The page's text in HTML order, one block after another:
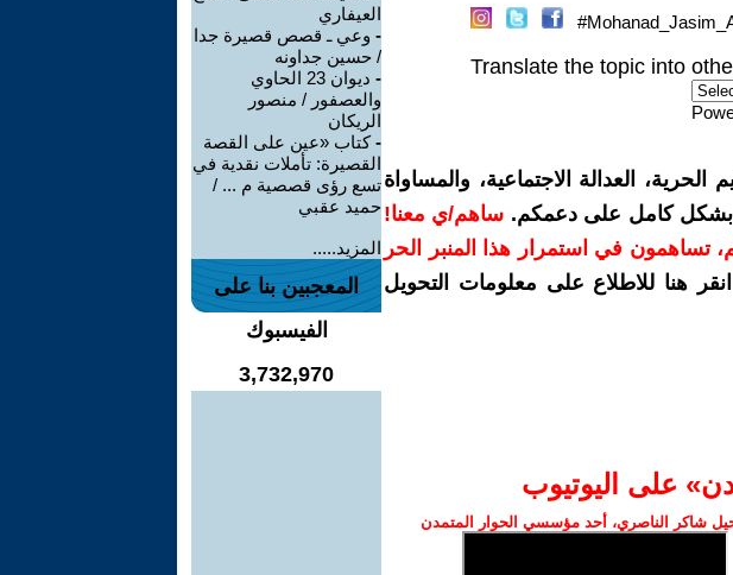
Translate the topic into
العدالة الاجتماعية، والمساواة
بشكل كامل على دعمكم. ساهم/ي معنا!
تساهمون في استمرار هذا المنبر الحر
انقر هنا للاطلاع على معلومات التحويل
على اليوتيوب
شاكر الناصري، أحد مؤسسي الحوار المتمدن
العيفاري
- وعي ـ قصص قصيرة جدا
/ حسين جداونه
-
ديوان 23 الحاوي
والعصفور / منصور
الريكان
-كتاب «عين على القصة
القصيرة: تأملات نقدية في
تسع رؤى قصصية م ... /
حميد عقبي
المزيد.....
المعجبين بنا على
الفيسبوك
3,732,970